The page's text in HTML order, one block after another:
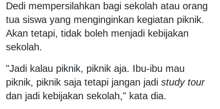
Dedi mempersilahkan bagi sekolah atau orang
tua siswa yang menginginkan kegiatan piknik.
Akan tetapi, tidak boleh menjadi kebijakan
sekolah.
"Jadi kalau piknik, piknik aja. Ibu-ibu mau
piknik, piknik saja tetapi jangan jadi study tour
dan jadi kebijakan sekolah," kata dia.